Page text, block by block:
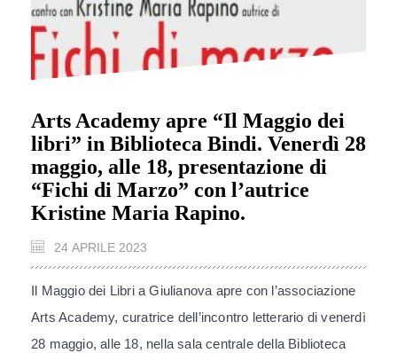
Arts Academy apre “Il Maggio dei
libri” in Biblioteca Bindi. Venerdì 28
maggio, alle 18, presentazione di
“Fichi di Marzo” con l’autrice
Kristine Maria Rapino.
24 APRILE 2023
Il Maggio dei Libri a Giulianova apre con l’associazione
Arts Academy, curatrice dell’incontro letterario di venerdì
28 maggio, alle 18, nella sala centrale della Biblioteca